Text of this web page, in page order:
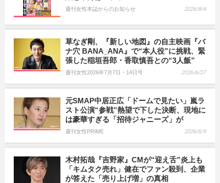
週刊女性本誌からのお知らせ 2026/8/4
草なぎ剛、『新しい地図』の自主映画『バ
ナ穴 BANA_ANA』で“本人役”に挑戦、緊
張した稲垣吾郎・香取慎吾との“3人飯”
週刊女性2026年7月7日・14日号 2026/6/27
元SMAP中居正広「ドームで見たい」嵐ラ
スト公演“参戦”熱望で下した決断、現地に
は豪華すぎる「招待ジャニーズ」が
週刊女性PRIME 2026/6/9
木村拓哉『吉野家』CMが“迎え舌”炎上も
「キムタク売れ」健在でファン殺到、企業
が答えた「売り上げ増」の真相